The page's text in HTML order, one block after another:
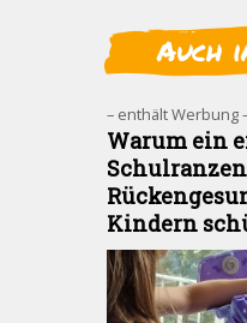
Auch
– enthält Werbung
Warum ein
Kindern